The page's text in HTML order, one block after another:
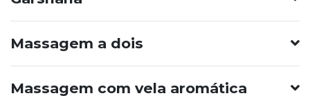
Massagem a dois
Massagem com vela aromática